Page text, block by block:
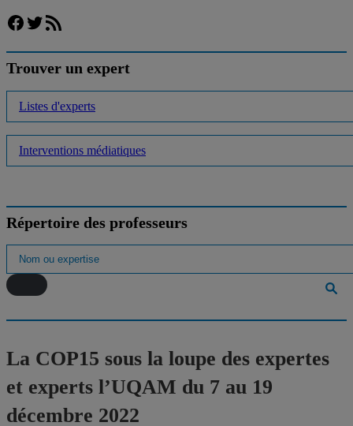
Facebook
Twitter
Flux RSS
Trouver un expert
Listes d'experts
Interventions médiatiques
Répertoire des professeurs
La COP15 sous la loupe des expertes
et experts l’UQAM du 7 au 19
décembre 2022